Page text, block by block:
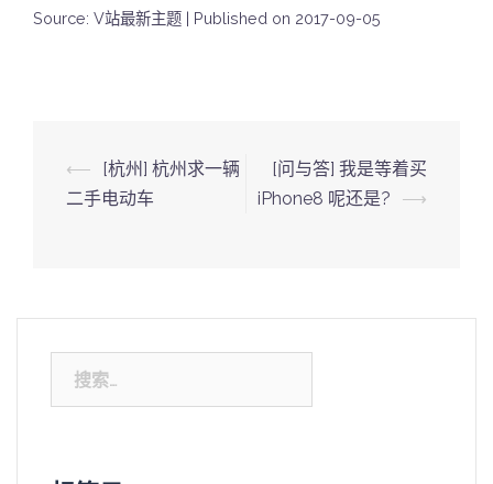
Source: V站最新主题 Published on 2017-09-05
Post
navigation
⟵
[杭州] 杭州求一辆
二手电动车
[问与答] 我是等着买
iPhone8 呢还是?
⟶
索：